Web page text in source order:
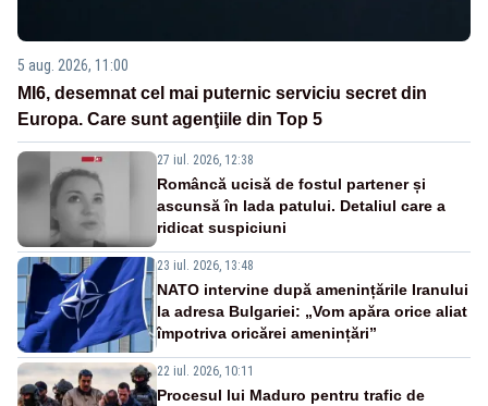
5 aug. 2026, 11:00
MI6, desemnat cel mai puternic serviciu secret din
Europa. Care sunt agenţiile din Top 5
27 iul. 2026, 12:38
Româncă ucisă de fostul partener și
ascunsă în lada patului. Detaliul care a
ridicat suspiciuni
23 iul. 2026, 13:48
NATO intervine după amenințările Iranului
la adresa Bulgariei: „Vom apăra orice aliat
împotriva oricărei amenințări”
22 iul. 2026, 10:11
Procesul lui Maduro pentru trafic de